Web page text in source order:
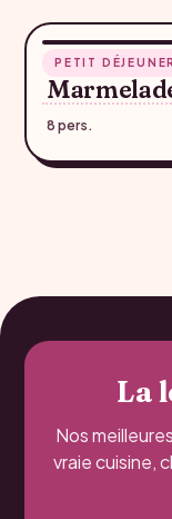
PETIT DÉJEUNER
8 pers.
La
Nos
vraie cuisine,